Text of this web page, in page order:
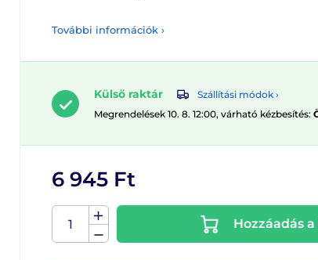
További információk ›
Külső raktár
Szállítási módok ›
Megrendelések 10. 8. 12:00, várható kézbesítés:
6 945 Ft
Hozzáadás